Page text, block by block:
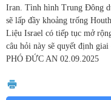
Iran. Tình hình Trung Đông
sẽ lấp đầy khoảng trống
Liệu Israel có tiếp tục mở
câu hỏi này sẽ quyết định
PHÓ ĐỨC AN 02.09.2025